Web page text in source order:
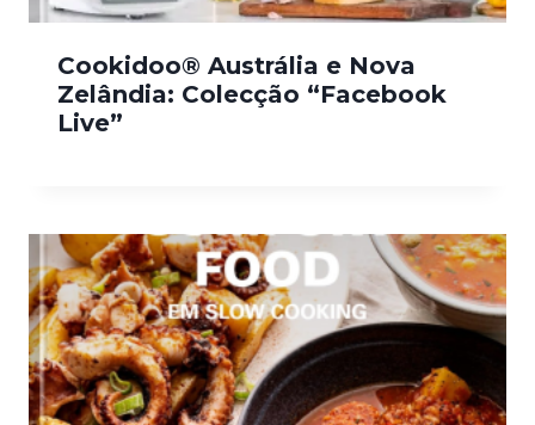
Cookidoo® Austrália e Nova
Zelândia: Colecção “Facebook
Live”